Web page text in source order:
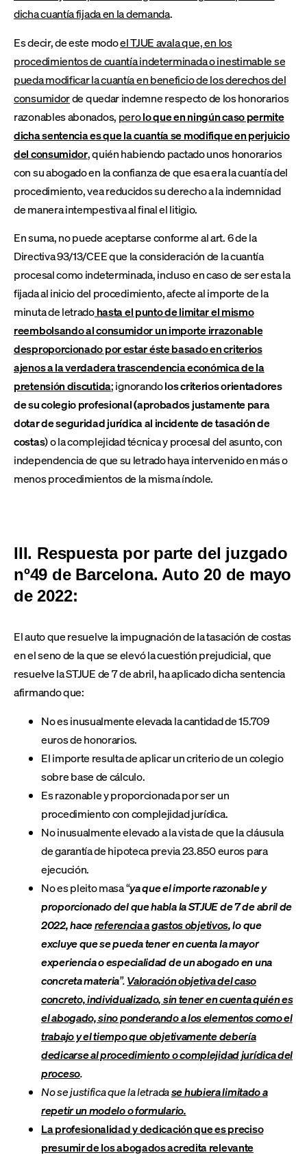
dicha cuantía fijada en la demanda.
Es decir, de este modoel TJUE avala que, en los
procedimientos de cuantía indeterminada o inestimable se
pueda modificar la cuantía en beneficio de los derechos del
consumidorde quedar indemne respecto de los honorarios
razonables abonados, perolo que en ningún caso permite
dicha sentencia es que la cuantía se modifique en perjuicio
del consumidor, quién habiendo pactado unos honorarios
con su abogado en la confianza de que esa era la cuantía del
procedimiento, vea reducidos su derecho a la indemnidad
de manera intempestiva al final el litigio.
En suma, no puede aceptarse conforme al art. 6 de la
Directiva 93/13/CEE que la consideración de la cuantía
procesal como indeterminada, incluso en caso de ser esta la
fijada al inicio del procedimiento, afecte al importe de la
minuta de letradohasta el punto de limitar el mismo
reembolsando al consumidor un importe irrazonable
desproporcionado por estar éste basado en criterios
ajenos a la verdadera trascendencia económica de la
pretensión discutida; ignorandolos criterios orientadores
de su colegio profesional (aprobados justamente para
dotar de seguridad jurídica al incidente de tasación de
costas) o la complejidad técnica y procesal del asunto, con
independencia de que su letrado haya intervenido en más o
menos procedimientos de la misma índole.
III. Respuesta por parte del juzgado
nº49 de Barcelona. Auto 20 de mayo
de 2022:
El auto que resuelve la impugnación de la tasación de costas
en el seno de la que se elevó la cuestión prejudicial, que
resuelve la STJUE de 7 de abril, ha aplicado dicha sentencia
afirmando que:
No es inusualmente elevada la cantidad de 15.709
euros de honorarios.
El importe resulta de aplicar un criterio de un colegio
sobre base de cálculo.
Es razonable y proporcionada por ser un
procedimiento con complejidad jurídica.
No inusualmente elevado a la vista de que la cláusula
de garantía de hipoteca previa 23.850 euros para
ejecución.
No es pleito masa “ya que el importe razonable y
proporcionado del que habla la STJUE de 7 de abril de
2022, hacereferencia a gastos objetivos, lo que
excluye que se pueda tener en cuenta la mayor
experiencia o especialidad de un abogado en una
concreta materia”.Valoración objetiva del caso
concreto, individualizado, sin tener en cuenta quién es
el abogado, sino ponderando a los elementos como el
trabajo y el tiempo que objetivamente debería
dedicarse al procedimiento o complejidad jurídica del
proceso.
No se justifica que la letradase hubiera limitado a
repetir un modelo o formulario.
La profesionalidad y dedicación que es preciso
presumir de los abogados acredita relevante